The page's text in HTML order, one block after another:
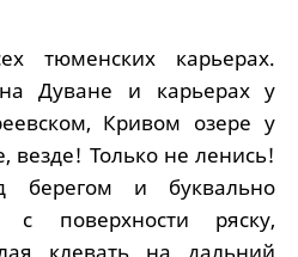
тюменских карьерах.
Дуване и карьерах у
Кривом озере у
везде! Только не ленись!
берегом и буквально
с поверхности ряску,